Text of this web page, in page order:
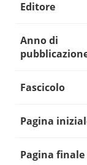
Editore
Anno di
Fascicolo
Pagina
Pagina finale